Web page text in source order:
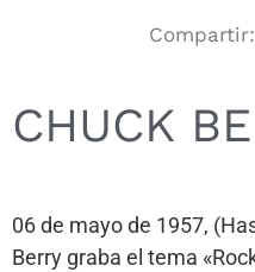
Compartir:
CHUCK
06 de mayo de 1957,
Berry graba el tema